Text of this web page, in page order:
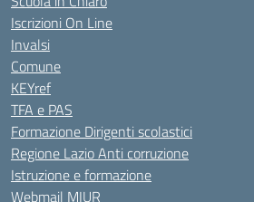
Iscrizioni On Line
Invalsi
Comune
KEYref
TFA e PAS
Formazione Dirigenti scolastici
Regione Lazio Anti corruzione
Istruzione e formazione
Webmail MIUR